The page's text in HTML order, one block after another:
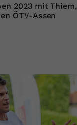
2023 mit Thiem,
ÖTV-Assen